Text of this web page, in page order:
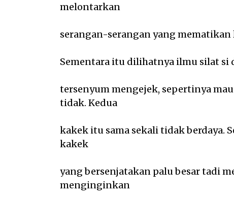
melontarkan
serangan-serangan yang mematikan
Sementara itu dilihatnya ilmu silat si
tersenyum mengejek, sepertinya
tidak. Kedua
kakek itu sama sekali tidak berdaya.
kakek
yang bersenjatakan palu besar tadi
menginginkan